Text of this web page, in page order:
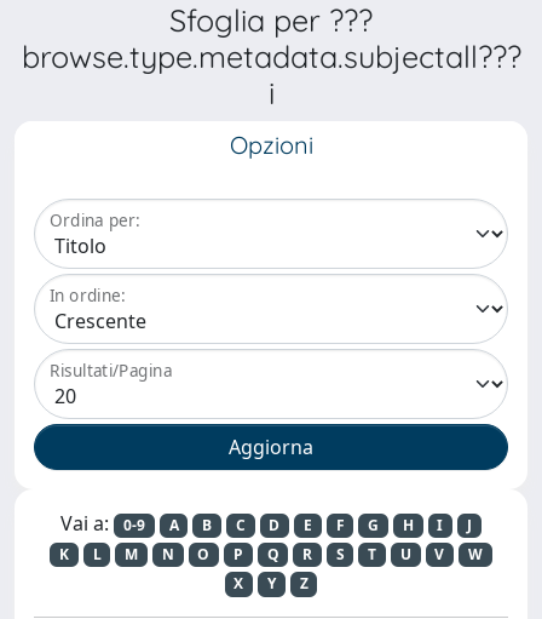
Sfoglia per ???
browse.type.metadata.subjectall???
i
Opzioni
Ordina per:
In ordine:
Risultati/Pagina
Vai a: 0-9 A B C D E F G H I
J
K
L M N O P Q R S T U V
W
X
Y Z